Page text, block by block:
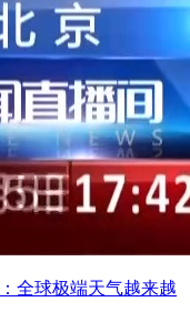
全球极端天气越来越